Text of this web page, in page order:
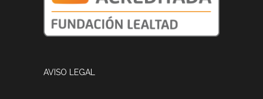
AVISO LEGAL